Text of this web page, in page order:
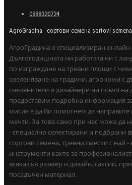
0888320724
AgroGradina - сортови семена sortovi
АгроГрадина е специализиран
Дългогодишната ни работата ни с
по изграждане на тревни площи с
озеленяване на градини, агрономи с
озеленители и дизайнери ни помогна
предоставим подробна информация
мисия е да Ви помогнем да направите
мечти. За това само при нас може да
- специално селектирани и подбрани
сортови семена, тревни смески с най -
инструменти както за
всякакъв размер и дизайн, саксии,
посадъчен материал.